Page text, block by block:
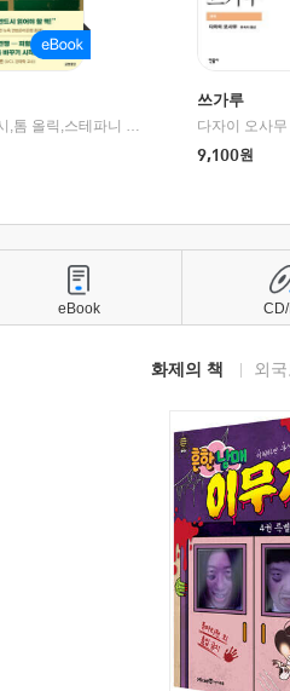
제이미 러시,톰 올릭,스테파니 플랜더스 편저/임경은 역/박정호 감수
쓰가루
다자이 오사
9,100원
화제의 책 외
eBook